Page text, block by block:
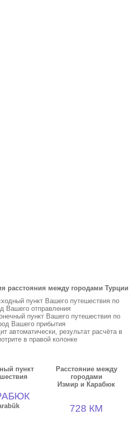
расстояния между городами Турции
пункт Вашего путешествия по
Вашего отправления
пункт Вашего путешествия по
Вашего прибытия
автоматически, результат расчёта в
в правой колонке
пункт
Расстояние между
городами
Измир и Карабюк
728 КМ